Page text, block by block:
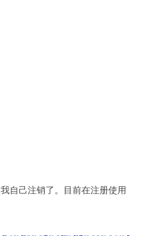
自己注销了。目前在注册使用